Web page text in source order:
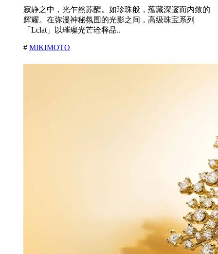
寂静之中，光乍然苏醒。如珍珠般，蕴藏深邃而内敛的
辉耀。在弥漫神秘氛围的光影之间，高级珠宝系列
「Lclat」以璀璨光芒诠释品..
# MIKIMOTO